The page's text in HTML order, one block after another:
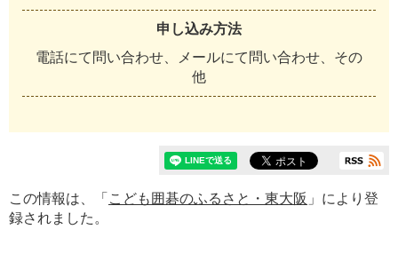
申し込み方法
電話にて問い合わせ、メールにて問い合わせ、その
他
この情報は、「 こども囲碁のふるさと・東大阪 」により登
録されました。